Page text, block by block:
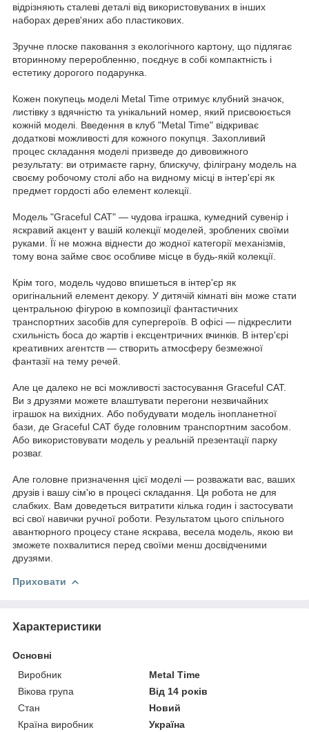
відрізняють сталеві деталі від використовуваних в інших
наборах дерев'яних або пластикових.
Зручне плоске паковання з екологічного картону, що підлягає
вторинному переробленню, поєднує в собі компактність і
естетику дорогого подарунка.
Кожен покупець моделі Metal Time отримує клубний значок,
листівку з вдячністю та унікальний номер, який присвоюється
кожній моделі. Введення в клуб "Metal Time" відкриває
додаткові можливості для кожного покупця. Захопливий
процес складання моделі призведе до дивовижного
результату: ви отримаєте гарну, блискучу, філіграну модель на
своєму робочому столі або на видному місці в інтер'єрі як
предмет гордості або елемент колекції.
Модель "Graceful CAT" — чудова іграшка, кумедний сувенір і
яскравий акцент у вашій колекції моделей, зроблених своїми
руками. Її не можна віднести до жодної категорії механізмів,
тому вона займе своє особливе місце в будь-якій колекції.
Крім того, модель чудово впишеться в інтер'єр як
оригінальний елемент декору. У дитячій кімнаті він може стати
центральною фігурою в композиції фантастичних
транспортних засобів для супергероїв. В офісі — підкреслити
схильність боса до жартів і ексцентричних вчинків. В інтер'єрі
креативних агентств — створить атмосферу безмежної
фантазії на тему речей.
Але це далеко не всі можливості застосування Graceful CAT.
Ви з друзями можете влаштувати перегони незвичайних
іграшок на вихідних. Або побудувати модель інопланетної
бази, де Graceful CAT буде головним транспортним засобом.
Або використовувати модель у реальній презентації парку
розваг.
Але головне призначення цієї моделі — розважати вас, ваших
друзів і вашу сім'ю в процесі складання. Ця робота не для
слабких. Вам доведеться витратити кілька годин і застосувати
всі свої навички ручної роботи. Результатом цього спільного
авантюрного процесу стане яскрава, весела модель, якою ви
зможете похвалитися перед своїми менш досвідченими
друзями.
Приховати
Характеристики
Основні
Виробник
Metal Time
Вікова група
Від 14 років
Стан
Новий
Країна виробник
Україна